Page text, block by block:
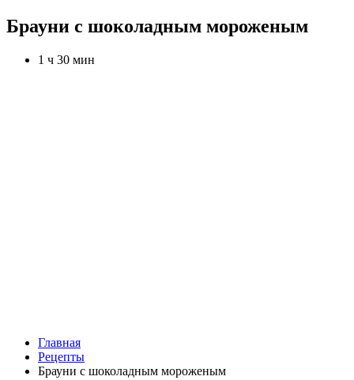
Брауни с шоколадным мороженым
1 ч 30 мин
Главная
Рецепты
Брауни с шоколадным мороженым